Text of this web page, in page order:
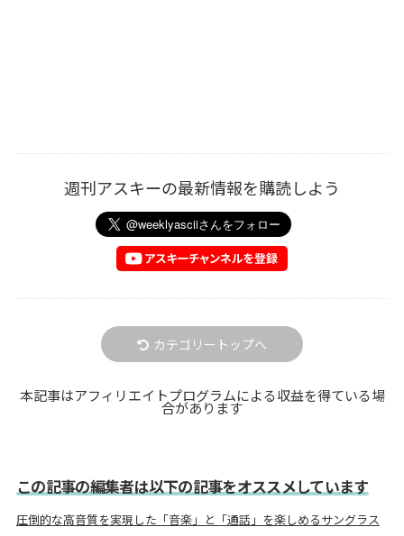
週刊アスキーの最新情報を購読しよう
カテゴリートップへ
本記事はアフィリエイトプログラムによる収益を得ている場
合があります
この記事の編集者は以下の記事をオススメしています
圧倒的な高音質を実現した「音楽」と「通話」を楽しめるサングラス